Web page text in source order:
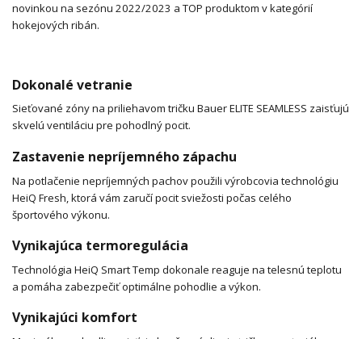
novinkou na sezónu 2022/2023 a TOP produktom v kategórií
hokejových ribán.
Dokonalé vetranie
Sieťované zóny na priliehavom tričku Bauer ELITE SEAMLESS zaisťujú
skvelú ventiláciu pre pohodlný pocit.
Zastavenie nepríjemného zápachu
Na potlačenie nepríjemných pachov použili výrobcovia technológiu
HeiQ Fresh, ktorá vám zaručí pocit sviežosti počas celého
športového výkonu.
Vynikajúca termoregulácia
Technológia HeiQ Smart Temp dokonale reaguje na telesnú teplotu
a pomáha zabezpečiť optimálne pohodlie a výkon.
Vynikajúci komfort